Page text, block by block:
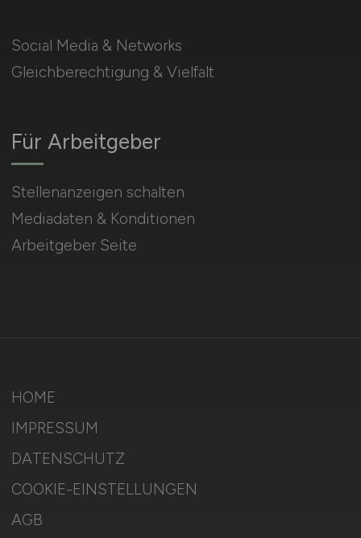
Social Media & Networks
Gleichberechtigung & Vielfalt
Für Arbeitgeber
Stellenanzeigen schalten
Mediadaten & Konditionen
Arbeitgeber Seite
HOME
IMPRESSUM
DATENSCHUTZ
COOKIE-EINSTELLUNGEN
AGB